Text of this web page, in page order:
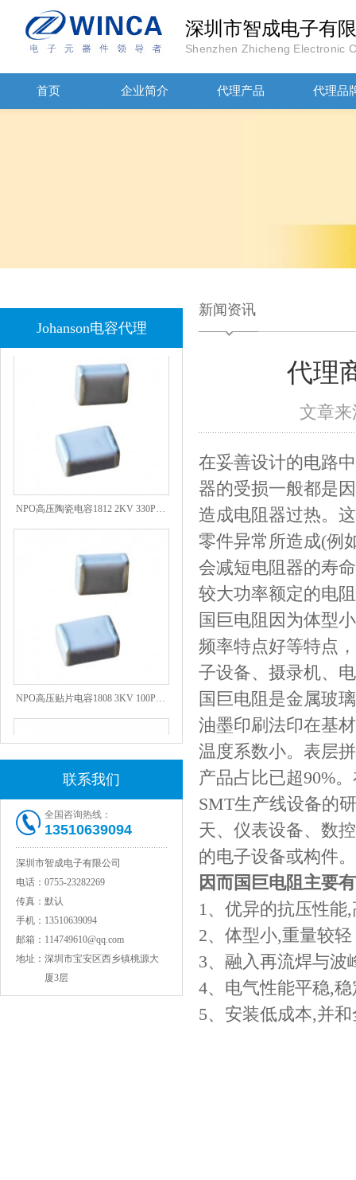
深圳市智成电子有
Shenzhen Zhicheng Electronic
首页 企业简介 代理产品 代理品
Johanson电容代理
1808 Y2 1NF安规贴片电容Johanson品牌
NPO高压陶瓷电容1812 2KV 330PF 5%精度
NPO高压贴片电容1808 3KV 100PF J
联系我们
全国咨询热线：
13510639094
深圳市智成电子有限公司
电话： 0755-23282269
传真： 默认
手机： 13510639094
邮箱： 114749610@qq.com
地址： 深圳市宝安区西乡镇桃源大
厦3层
新闻资讯
代理
文章
在妥善设计的电路
器的受损一般都是
造成电阻器过热。
零件异常所造成(例
会减短电阻器的寿
较大功率额定的电
国巨电阻因为体型
频率特点好等特点
子设备、摄录机、
国巨电阻是金属玻
油墨印刷法印在基
温度系数小。表层
产品占比已超90%
SMT生产线设备的
天、仪表设备、数
的电子设备或构件。
因而国巨电阻主要
1、优异的抗压性能
2、体型小,重量较轻
3、融入再流焊与波
4、电气性能平稳,
5、安装低成本,并